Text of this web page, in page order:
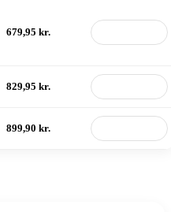
679,95 kr.
829,95 kr.
899,90 kr.